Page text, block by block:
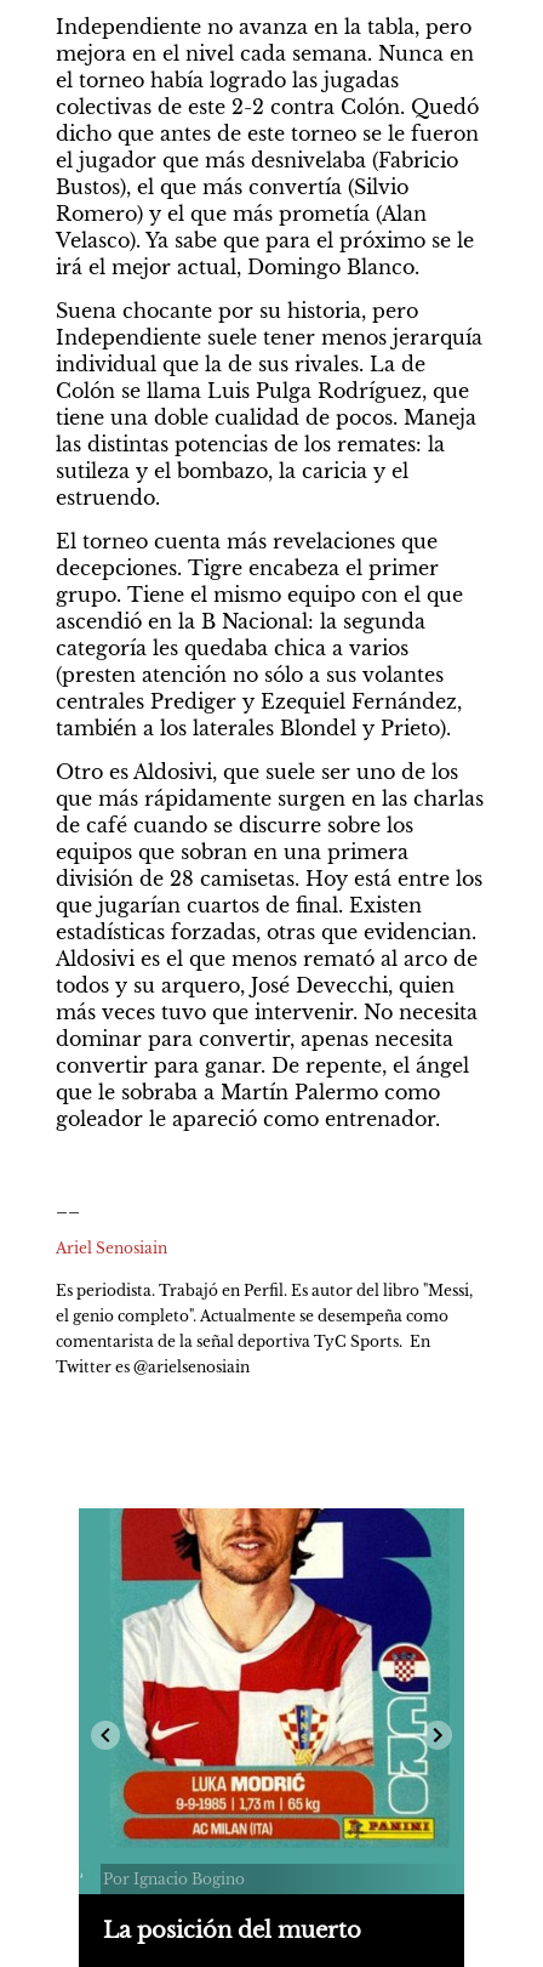
Independiente no avanza en la tabla, pero
mejora en el nivel cada semana. Nunca en
el torneo había logrado las jugadas
colectivas de este 2-2 contra Colón. Quedó
dicho que antes de este torneo se le fueron
el jugador que más desnivelaba (Fabricio
Bustos), el que más convertía (Silvio
Romero) y el que más prometía (Alan
Velasco). Ya sabe que para el próximo se le
irá el mejor actual, Domingo Blanco.
Suena chocante por su historia, pero
Independiente suele tener menos jerarquía
individual que la de sus rivales. La de
Colón se llama Luis Pulga Rodríguez, que
tiene una doble cualidad de pocos. Maneja
las distintas potencias de los remates: la
sutileza y el bombazo, la caricia y el
estruendo.
El torneo cuenta más revelaciones que
decepciones. Tigre encabeza el primer
grupo. Tiene el mismo equipo con el que
ascendió en la B Nacional: la segunda
categoría les quedaba chica a varios
(presten atención no sólo a sus volantes
centrales Prediger y Ezequiel Fernández,
también a los laterales Blondel y Prieto).
Otro es Aldosivi, que suele ser uno de los
que más rápidamente surgen en las charlas
de café cuando se discurre sobre los
equipos que sobran en una primera
división de 28 camisetas. Hoy está entre los
que jugarían cuartos de final. Existen
estadísticas forzadas, otras que evidencian.
Aldosivi es el que menos remató al arco de
todos y su arquero, José Devecchi, quien
más veces tuvo que intervenir. No necesita
dominar para convertir, apenas necesita
convertir para ganar. De repente, el ángel
que le sobraba a Martín Palermo como
goleador le apareció como entrenador.
Ariel Senosiain
Es periodista. Trabajó en Perfil. Es autor del libro "Messi,
el genio completo". Actualmente se desempeña como
comentarista de la señal deportiva TyC Sports.  En
Twitter es @arielsenosiain
Por Ignacio Bogino
La posición del muerto